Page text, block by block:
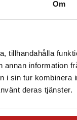
Om
tillhandahålla
information
i sin tur kombinera
deras tjänster.
logger 4 extern